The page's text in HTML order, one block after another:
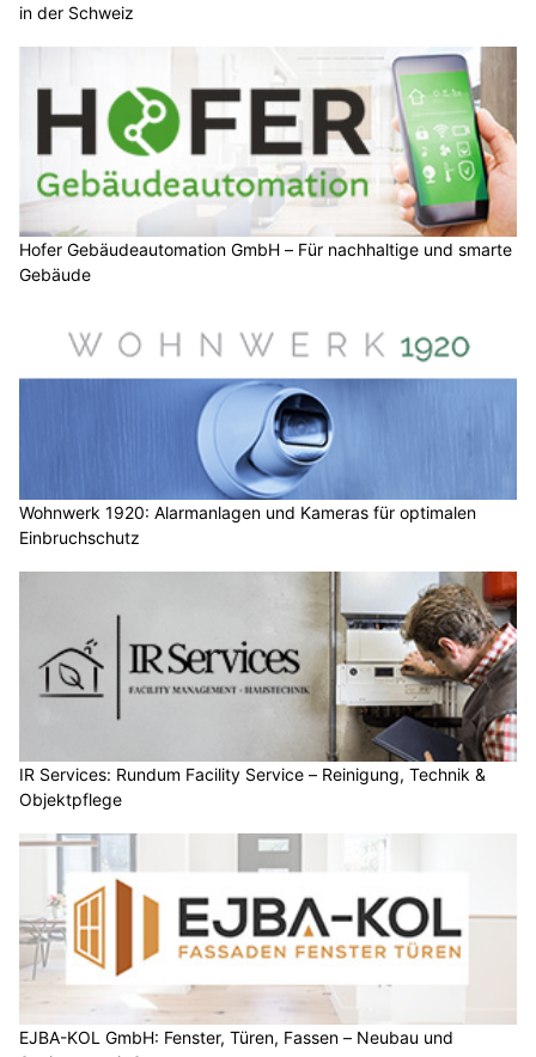
in der Schweiz
Hofer Gebäudeautomation GmbH – Für nachhaltige und smarte
Gebäude
Wohnwerk 1920: Alarmanlagen und Kameras für optimalen
Einbruchschutz
IR Services: Rundum Facility Service – Reinigung, Technik &
Objektpflege
EJBA-KOL GmbH: Fenster, Türen, Fassen – Neubau und